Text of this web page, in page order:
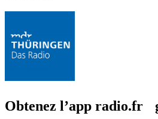
Obtenez l’app radio.fr